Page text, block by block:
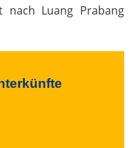
nach Luang Prabang